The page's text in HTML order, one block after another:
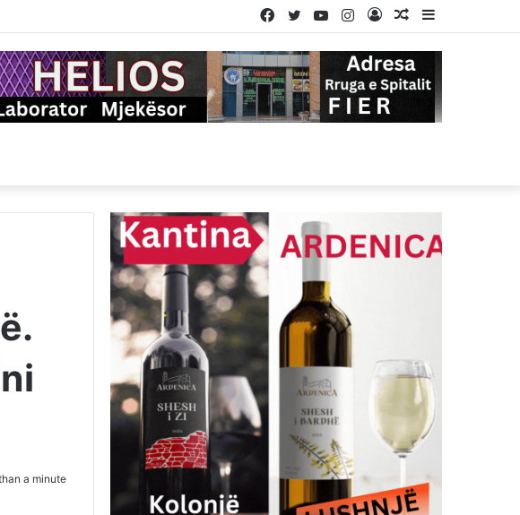
Sidebar
Random
Log
Instagram
YouTube
Twitter
Facebook
a minute